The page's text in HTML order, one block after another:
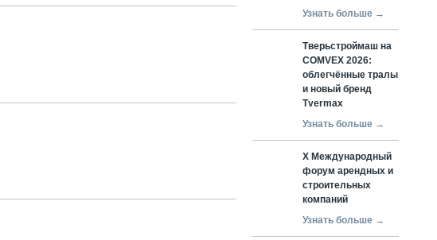
Узнать больше →
Тверьстроймаш на
COMVEX 2026:
облегчённые тралы
и новый бренд
Tvermax
Узнать больше →
X Международный
форум арендных и
строительных
компаний
Узнать больше →